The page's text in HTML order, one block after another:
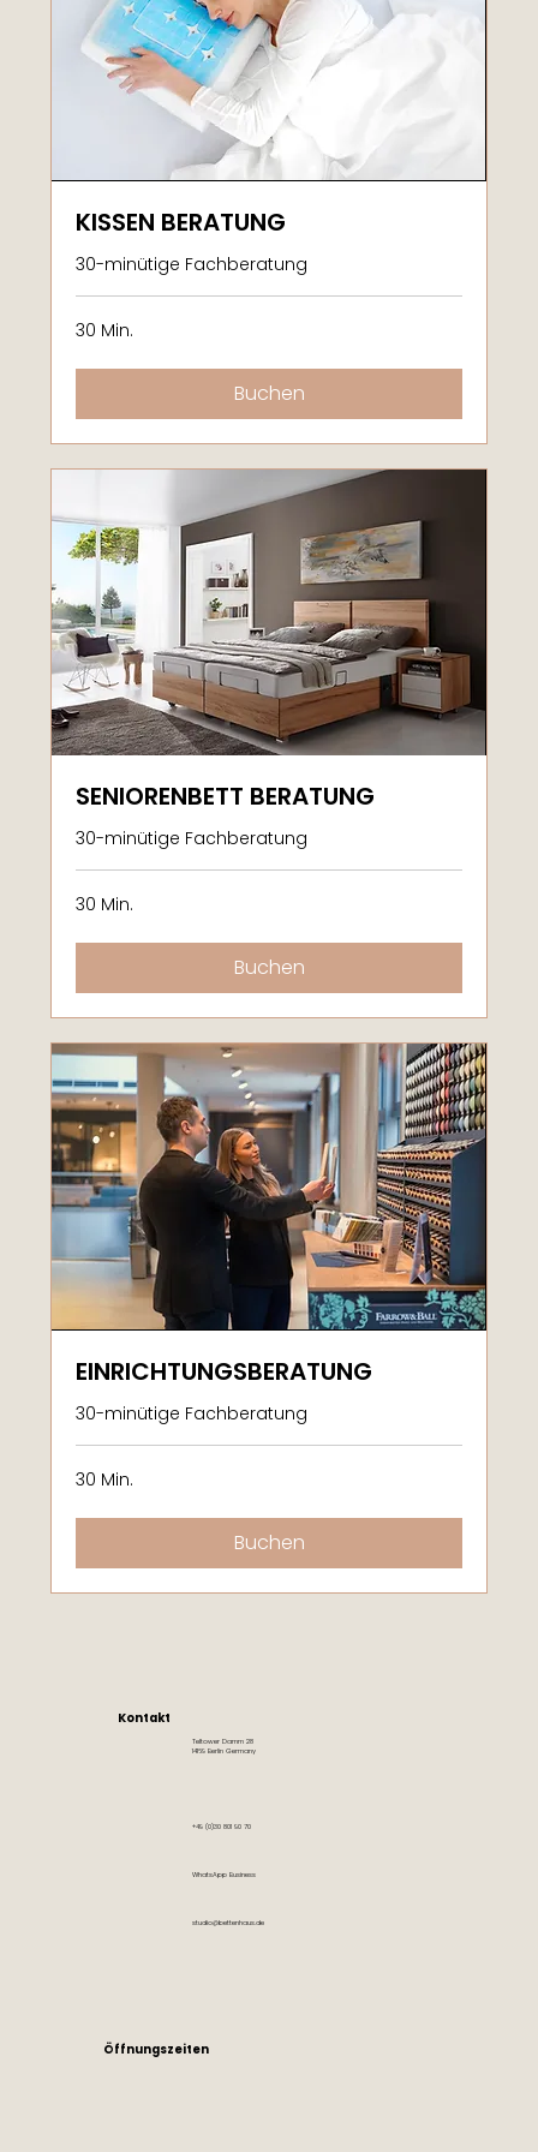
KISSEN BERATUNG
30-minütige Fachberatung
30 Min.
Buchen
SENIORENBETT BERATUNG
30-minütige Fachberatung
30 Min.
Buchen
EINRICHTUNGSBERATUNG
30-minütige Fachberatung
30 Min.
Buchen
Kontakt
Teltower Damm 28
14169 Berlin Germany
+49 (0)30 801 90 70
studio@bettenhaus.de
WhatsApp Business
Öffnungszeiten